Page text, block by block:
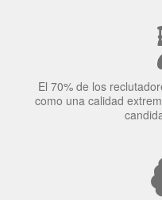
El idioma que hablan
El 70% de los
como una calidad